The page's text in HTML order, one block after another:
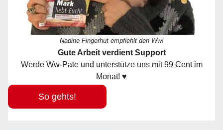
Nadine Fingerhut empfiehlt den Ww!
Gute Arbeit verdient Support
Werde Ww-Pate und unterstütze uns mit 99 Cent im
Monat! ♥
So gehts!